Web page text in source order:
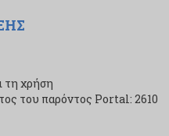
τη χρήση
του παρόντος Portal: 2610